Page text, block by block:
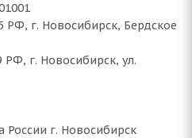
РФ, г. Новосибирск, Бердское
РФ, г. Новосибирск, ул.
России г. Новосибирск